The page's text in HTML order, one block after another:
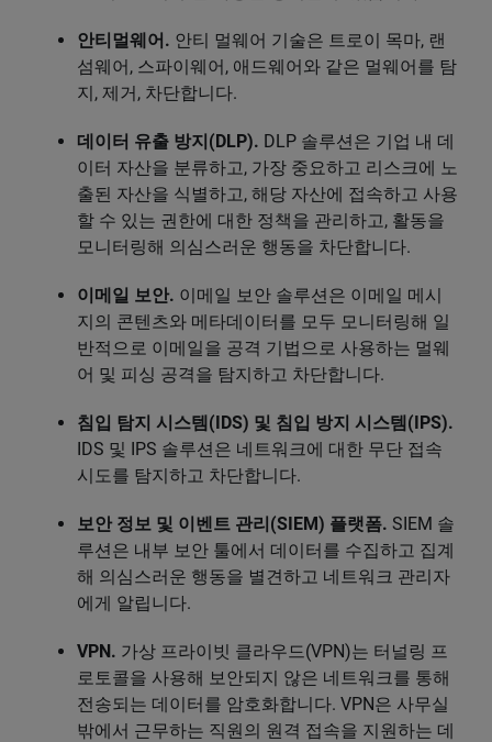
안티멀웨어. 안티 멀웨어 기술은 트로이 목마, 랜
섬웨어, 스파이웨어, 애드웨어와 같은 멀웨어를 탐
지, 제거, 차단합니다.
데이터 유출 방지(DLP). DLP 솔루션은 기업 내 데
이터 자산을 분류하고, 가장 중요하고 리스크에 노
출된 자산을 식별하고, 해당 자산에 접속하고 사용
할 수 있는 권한에 대한 정책을 관리하고, 활동을
모니터링해 의심스러운 행동을 차단합니다.
이메일 보안. 이메일 보안 솔루션은 이메일 메시
지의 콘텐츠와 메타데이터를 모두 모니터링해 일
반적으로 이메일을 공격 기법으로 사용하는 멀웨
어 및 피싱 공격을 탐지하고 차단합니다.
침입 탐지 시스템(IDS) 및 침입 방지 시스템(IPS).
IDS 및 IPS 솔루션은 네트워크에 대한 무단 접속
시도를 탐지하고 차단합니다.
보안 정보 및 이벤트 관리(SIEM) 플랫폼. SIEM 솔
루션은 내부 보안 툴에서 데이터를 수집하고 집계
해 의심스러운 행동을 별견하고 네트워크 관리자
에게 알립니다.
VPN. 가상 프라이빗 클라우드(VPN)는 터널링 프
로토콜을 사용해 보안되지 않은 네트워크를 통해
전송되는 데이터를 암호화합니다. VPN은 사무실
밖에서 근무하는 직원의 원격 접속을 지원하는 데